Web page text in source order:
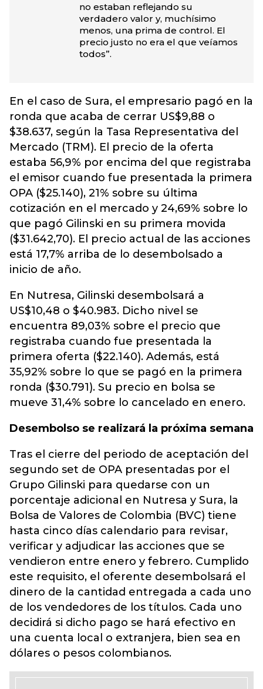
no estaban reflejando su
verdadero valor y, muchísimo
menos, una prima de control. El
precio justo no era el que veíamos
todos”.
En el caso de Sura, el empresario pagó en la
ronda que acaba de cerrar US$9,88 o
$38.637, según la Tasa Representativa del
Mercado (TRM). El precio de la oferta
estaba 56,9% por encima del que registraba
el emisor cuando fue presentada la primera
OPA ($25.140), 21% sobre su última
cotización en el mercado y 24,69% sobre lo
que pagó Gilinski en su primera movida
($31.642,70). El precio actual de las acciones
está 17,7% arriba de lo desembolsado a
inicio de año.
En Nutresa, Gilinski desembolsará a
US$10,48 o $40.983. Dicho nivel se
encuentra 89,03% sobre el precio que
registraba cuando fue presentada la
primera oferta ($22.140). Además, está
35,92% sobre lo que se pagó en la primera
ronda ($30.791). Su precio en bolsa se
mueve 31,4% sobre lo cancelado en enero.
Desembolso se realizará la próxima semana
Tras el cierre del periodo de aceptación del
segundo set de OPA presentadas por el
Grupo Gilinski para quedarse con un
porcentaje adicional en Nutresa y Sura, la
Bolsa de Valores de Colombia (BVC) tiene
hasta cinco días calendario para revisar,
verificar y adjudicar las acciones que se
vendieron entre enero y febrero. Cumplido
este requisito, el oferente desembolsará el
dinero de la cantidad entregada a cada uno
de los vendedores de los títulos. Cada uno
decidirá si dicho pago se hará efectivo en
una cuenta local o extranjera, bien sea en
dólares o pesos colombianos.